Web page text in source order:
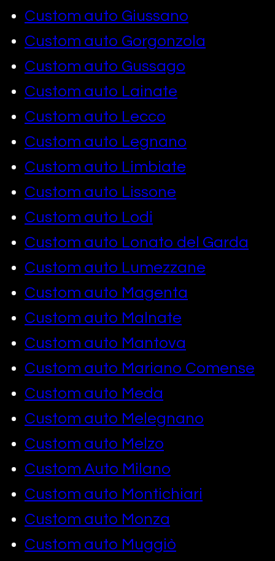
Custom auto Giussano
Custom auto Gorgonzola
Custom auto Gussago
Custom auto Lainate
Custom auto Lecco
Custom auto Legnano
Custom auto Limbiate
Custom auto Lissone
Custom auto Lodi
Custom auto Lonato del Garda
Custom auto Lumezzane
Custom auto Magenta
Custom auto Malnate
Custom auto Mantova
Custom auto Mariano Comense
Custom auto Meda
Custom auto Melegnano
Custom auto Melzo
Custom Auto Milano
Custom auto Montichiari
Custom auto Monza
Custom auto Muggiò